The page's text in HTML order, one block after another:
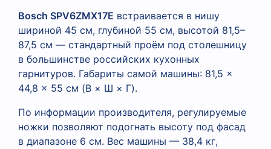
Bosch SPV6ZMX17E встраивается в нишу
шириной 45 см, глубиной 55 см, высотой 81,5–
87,5 см — стандартный проём под столешницу
в большинстве российских кухонных
гарнитуров. Габариты самой машины: 81,5 ×
44,8 × 55 см (В × Ш × Г).
По информации производителя, регулируемые
ножки позволяют подогнать высоту под фасад
в диапазоне 6 см. Вес машины — 38,4 кг,